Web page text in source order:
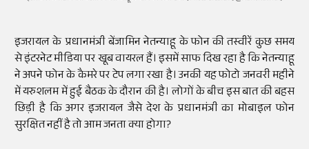
इजरायल के प्रधानमंत्री बेंजामिन नेतन्याहू के फोन की तस्वीरें कुछ समय
से इंटरनेट मीडिया पर खूब वायरल हैं। इसमें साफ दिख रहा है कि नेतन्याहू
ने अपने फोन के कैमरे पर टेप लगा रखा है। उनकी यह फोटो जनवरी महीने
में यरुशलम में हुई बैठक के दौरान की है। लोगों के बीच इस बात की बहस
छिड़ी है कि अगर इजरायल जैसे देश के प्रधानमंत्री का मोबाइल फोन
सुरक्षित नहीं है तो आम जनता क्या होगा?